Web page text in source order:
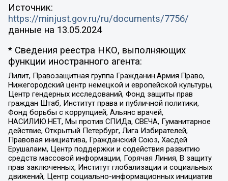
Источник:
https://minjust.gov.ru/ru/documents/7756/
данные на 13.05.2024
* Сведения реестра НКО, выполняющих
функции иностранного агента:
Лилит, Правозащитная группа Гражданин.Армия.Право,
Нижегородский центр немецкой и европейской культуры,
Центр гендерных исследований, Фонд защиты прав
граждан Штаб, Институт права и публичной политики,
Фонд борьбы с коррупцией, Альянс врачей,
НАСИЛИЮ.НЕТ, Мы против СПИДа, СВЕЧА, Гуманитарное
действие, Открытый Петербург, Лига Избирателей,
Правовая инициатива, Гражданский Союз, Хасдей
Ерушалаим, Центр поддержки и содействия развитию
средств массовой информации, Горячая Линия, В защиту
прав заключенных, Институт глобализации и социальных
движений, Центр социально-информационных инициатив